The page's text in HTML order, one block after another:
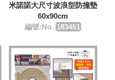
米諾諾大尺寸波浪型防撞墊
60x90cm
編號:No. 183451